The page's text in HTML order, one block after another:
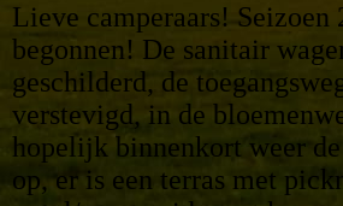
Lieve camperaars! Seizoen
begonnen! De sanitair
geschilderd, de
verstevigd, in de
hopelijk binnenkort weer
op, er is een terras met